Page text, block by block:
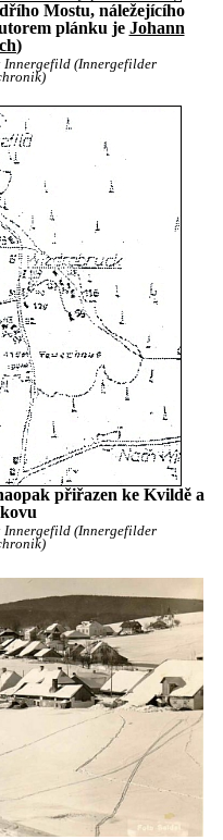
Mostu, náležejícího
plánku je Johann
)
Innergefild (Innergefilder
přiřazen ke Kvildě a
Innergefild (Innergefilder